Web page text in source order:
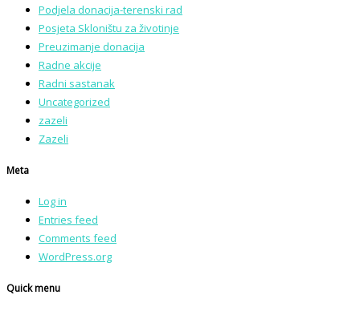
Podjela donacija-terenski rad
Posjeta Skloništu za životinje
Preuzimanje donacija
Radne akcije
Radni sastanak
Uncategorized
zazeli
Zazeli
Meta
Log in
Entries feed
Comments feed
WordPress.org
Quick menu